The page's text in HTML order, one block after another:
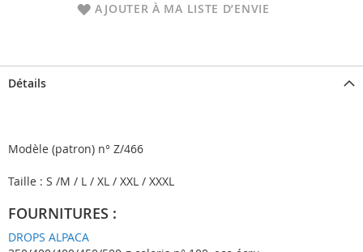
AJOUTER À MA LISTE D’ENVIE
Détails
Modèle (patron) n° Z/466
Taille : S /M / L / XL / XXL / XXXL
FOURNITURES :
DROPS ALPACA